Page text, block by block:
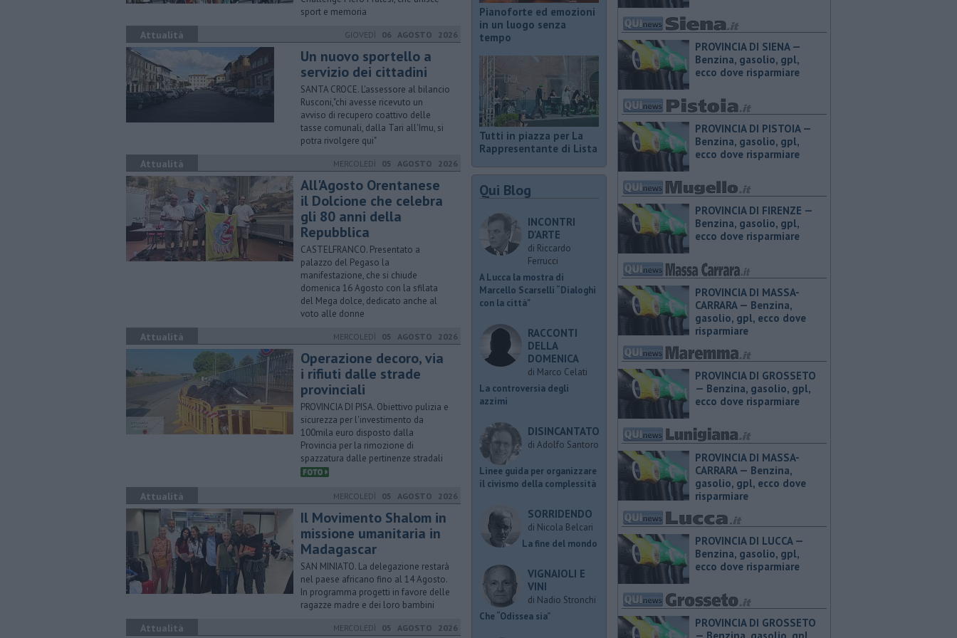
sport e memoria
Attualità GIOVEDÌ 06 AGOSTO 2026
Un nuovo sportello a
servizio dei cittadini
SANTA CROCE. L'assessore al bilancio
Rusconi,"chi avesse ricevuto un
avviso di recupero coattivo delle
tasse comunali, dalla Tari all'Imu, si
potra rivolgere qui"
Attualità MERCOLEDÌ 05 AGOSTO 2026
All'Agosto Orentanese
il Dolcione che celebra
gli 80 anni della
Repubblica
CASTELFRANCO. Presentato a
palazzo del Pegaso la
manifestazione, che si chiude
domenica 16 Agosto con la sfilata
del Mega dolce, dedicato anche al
voto alle donne
Attualità MERCOLEDÌ 05 AGOSTO 2026
Operazione decoro, via
i rifiuti dalle strade
provinciali
PROVINCIA DI PISA. Obiettivo pulizia e
sicurezza per l'investimento da
100mila euro disposto dalla
Provincia per la rimozione di
spazzatura dalle pertinenze stradali
Attualità MERCOLEDÌ 05 AGOSTO 2026
Il Movimento Shalom in
missione umanitaria in
Madagascar
SAN MINIATO. La delegazione restarà
nel paese africano fino al 14 Agosto.
In programma progetti in favore delle
ragazze madre e dei loro bambini
Attualità MERCOLEDÌ 05 AGOSTO 2026
Pianoforte ed emozioni
in un luogo senza
tempo
Tutti in piazza per La
Rappresentante di Lista
Qui Blog
INCONTRI
D'ARTE
di Riccardo
Ferrucci
A Lucca la mostra di
Marcello Scarselli “Dialoghi
con la città"
RACCONTI
DELLA
DOMENICA
di Marco Celati
La controversia degli
azzimi
DISINCANTATO
di Adolfo Santoro
​Linee guida per organizzare
il civismo della complessità
SORRIDENDO
di Nicola Belcari
La fine del mondo
VIGNAIOLI E
VINI
di Nadio Stronchi
​Che “Odissea sia”
PROVINCIA DI SIENA — ​
Benzina, gasolio, gpl,
ecco dove risparmiare
PROVINCIA DI PISTOIA — ​
Benzina, gasolio, gpl,
ecco dove risparmiare
PROVINCIA DI FIRENZE — ​
Benzina, gasolio, gpl,
ecco dove risparmiare
PROVINCIA DI MASSA-
CARRARA — ​Benzina,
gasolio, gpl, ecco dove
risparmiare
PROVINCIA DI GROSSETO
— ​Benzina, gasolio, gpl,
ecco dove risparmiare
PROVINCIA DI MASSA-
CARRARA — ​Benzina,
gasolio, gpl, ecco dove
risparmiare
PROVINCIA DI LUCCA — ​
Benzina, gasolio, gpl,
ecco dove risparmiare
PROVINCIA DI GROSSETO